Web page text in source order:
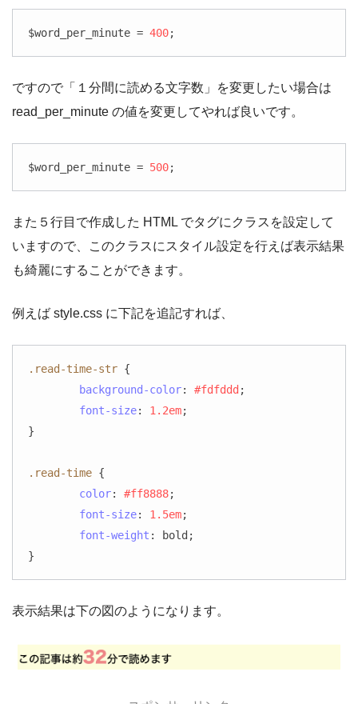
$word_per_minute = 400;
ですので「１分間に読める文字数」を変更したい場合は
read_per_minute の値を変更してやれば良いです。
$word_per_minute = 500;
また５行目で作成した HTML でタグにクラスを設定して
いますので、このクラスにスタイル設定を行えば表示結果
も綺麗にすることができます。
例えば style.css に下記を追記すれば、
.read-time-str {
background-color: #fdfddd ;
font-size: 1.2em;
}
.read-time {
color: #ff8888;
font-size: 1.5em;
font-weight : bold;
}
表示結果は下の図のようになります。